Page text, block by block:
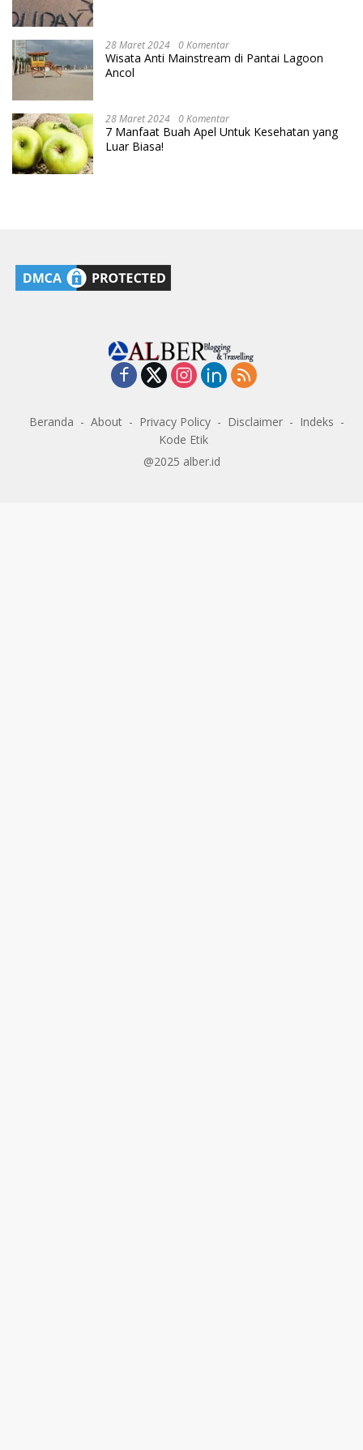
28 Maret 2024 0 Komentar
Wisata Anti Mainstream di Pantai Lagoon
Ancol
28 Maret 2024 0 Komentar
7 Manfaat Buah Apel Untuk Kesehatan yang
Luar Biasa!
Beranda About Privacy Policy Disclaimer
Indeks
Kode Etik
@2025 alber.id